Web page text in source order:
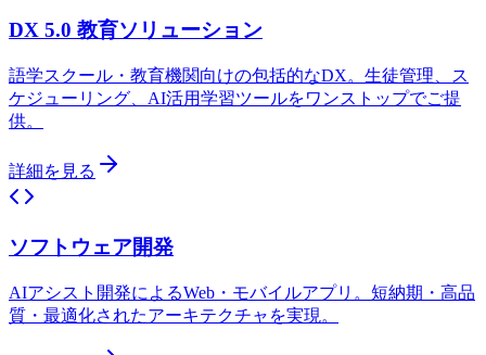
DX 5.0 教育ソリューション
語学スクール・教育機関向けの包括的なDX。生徒管理、ス
ケジューリング、AI活用学習ツールをワンストップでご提
供。
詳細を見る
ソフトウェア開発
AIアシスト開発によるWeb・モバイルアプリ。短納期・高品
質・最適化されたアーキテクチャを実現。